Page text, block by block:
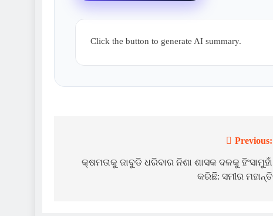
Click the button to generate AI summary.
navigation
Previous:
କ୍ଷମତାକୁ ଜାବୁଡି ଧରିବାର ନିଶା ଶାସକ ଦଳକୁ ହିଂସାମୁହାଁ
କରିଛିି: ସମୀର ମହାନ୍ତି